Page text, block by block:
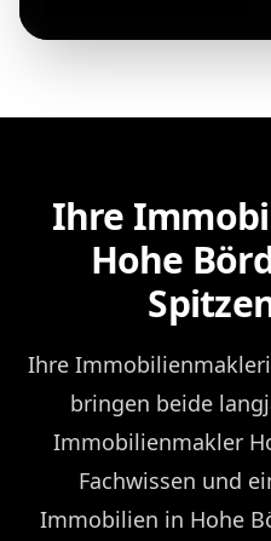
Ihre
Hohe
Ihre
bringen beide
Immobilienmakler
Fachwissen und
Immobilien in Hohe